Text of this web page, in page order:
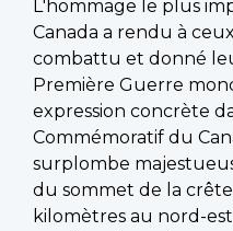
L'hommage le plus
Canada a rendu à
combattu et donné
Première Guerre
expression concrète
Commémoratif du
surplombe
du sommet de la
kilomètres au nord-